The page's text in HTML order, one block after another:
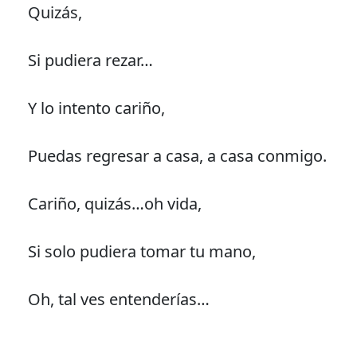
Quizás,
Si pudiera rezar…
Y lo intento cariño,
Puedas regresar a casa, a casa conmigo.
Cariño, quizás…oh vida,
Si solo pudiera tomar tu mano,
Oh, tal ves entenderías…